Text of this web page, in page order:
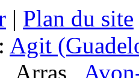
| Plan du site
Agit
, Arras ,